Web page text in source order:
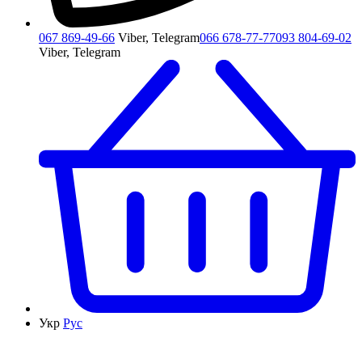
067 869-49-66 Viber, Telegram066 678-77-77093 804-69-02
Viber, Telegram
Укр Рус